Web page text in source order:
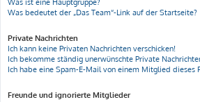
Was ist eine Hauptgruppe?
Was bedeutet der „Das Team“-Link auf der Startseite?
Private Nachrichten
Ich kann keine Privaten Nachrichten verschicken!
Ich bekomme ständig unerwünschte Private
Ich habe eine Spam-E-Mail von einem Mitglied dieses
Freunde und ignorierte Mitglieder